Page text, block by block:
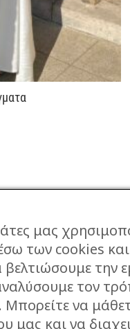
ΕΠΙΚΟΙΝΩΝΙΑ
STORIES
μας
των cookies
βελτιώσουμε την
τον
Μπορείτε να
μας και να